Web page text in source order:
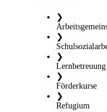
❯
❯
❯
Lernbetreuung
❯
Förderkurse
❯
Refugium